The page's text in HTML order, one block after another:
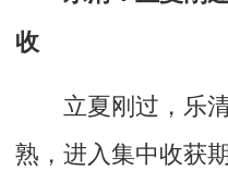
收
立夏刚过，乐清
熟，进入集中收获